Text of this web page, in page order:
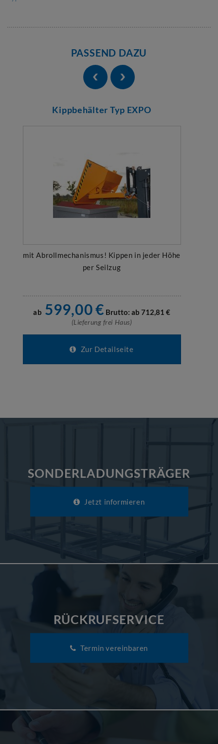
PASSEND DAZU
Kippbehälter Typ EXPO
mit Abrollmechanismus! Kippen in jeder Höhe
per Seilzug
ab 599,00€ Brutto: ab 712,81 €
(Lieferung frei Haus)
Zur Detailseite
SONDERLADUNGSTRÄGER
Jetzt informieren
RÜCKRUFSERVICE
Termin vereinbaren